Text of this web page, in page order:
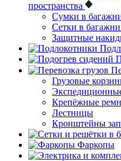
пространства
Сумки в
Сетки в
Защитные
Грузовые
Крепёжные
Лестницы
Кронштейны
Фаркопы